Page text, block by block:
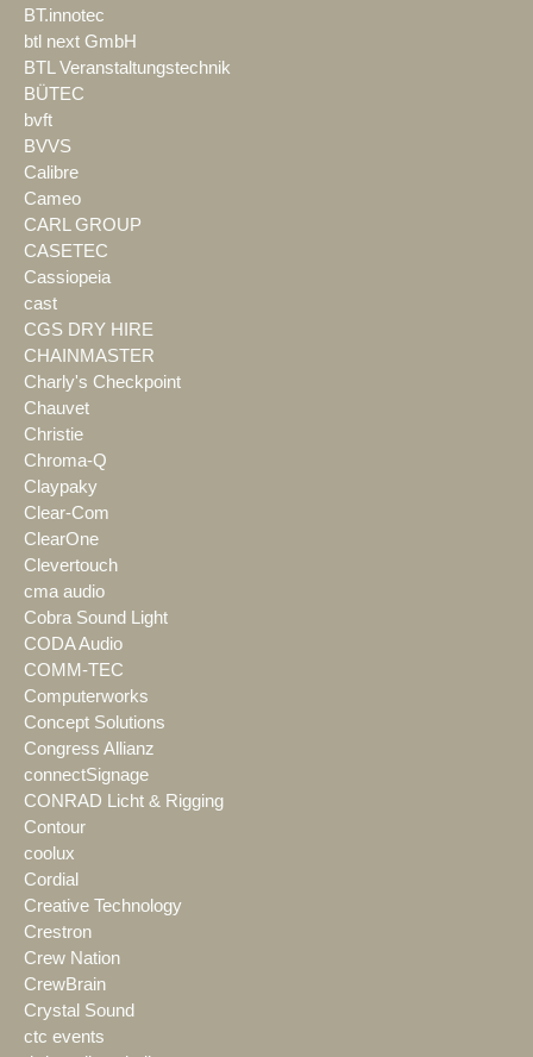
BT.innotec
btl next GmbH
BTL Veranstaltungstechnik
BÜTEC
bvft
BVVS
Calibre
Cameo
CARL GROUP
CASETEC
Cassiopeia
cast
CGS DRY HIRE
CHAINMASTER
Charly's Checkpoint
Chauvet
Christie
Chroma-Q
Claypaky
Clear-Com
ClearOne
Clevertouch
cma audio
Cobra Sound Light
CODA Audio
COMM-TEC
Computerworks
Concept Solutions
Congress Allianz
connectSignage
CONRAD Licht & Rigging
Contour
coolux
Cordial
Creative Technology
Crestron
Crew Nation
CrewBrain
Crystal Sound
ctc events